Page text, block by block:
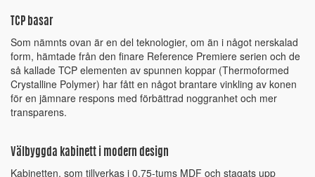
TCP basar
Som nämnts ovan är en del teknologier, om än i något nerskalad
form, hämtade från den finare Reference Premiere serien och de
så kallade TCP elementen av spunnen koppar (Thermoformed
Crystalline Polymer) har fått en något brantare vinkling av konen
för en jämnare respons med förbättrad noggranhet och mer
transparens.
Välbyggda kabinett i modern design
Kabinetten, som tillverkas i 0.75-tums MDF och stagats upp